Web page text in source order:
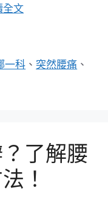
全文
一科 、 突然腰痛 、
了解腰
！